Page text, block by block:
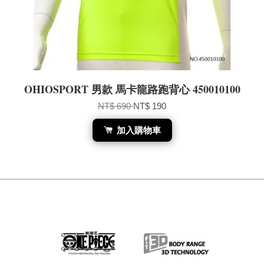
OHIOSPORT 男款 馬卡龍路跑背心 450010100
NT$ 690NT$ 190
加入購物車